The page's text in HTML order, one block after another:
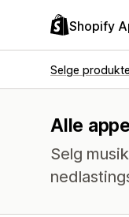
Shopify
Selge
Alle
Selg